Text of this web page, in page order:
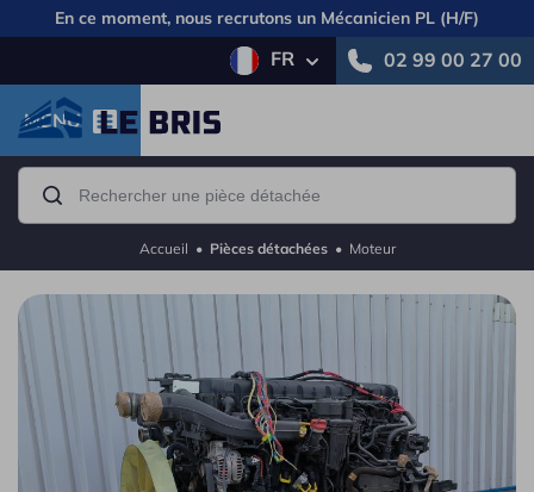
En ce moment, nous recrutons un Mécanicien PL (H/F)
FR 02 99 00 27 00
MENU
Accueil • Pièces détachées• Moteur